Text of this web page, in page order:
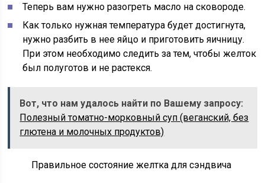
Теперь вам нужно разогреть масло на сковороде.
Как только нужная температура будет достигнута,
нужно разбить в нее яйцо и приготовить яичницу.
При этом необходимо следить за тем, чтобы желток
был полуготов и не растекся.
Вот, что нам удалось найти по Вашему запросу:
Полезный томатно-морковный суп (веганский, без
глютена и молочных продуктов)
Правильное состояние желтка для сэндвича